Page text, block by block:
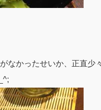
なかったせいか、正直少